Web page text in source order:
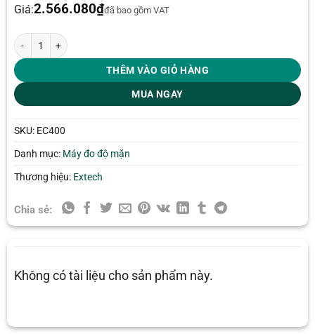
Giá:2.566.080₫đã bao gồm VAT
Bút đo độ dẫn, TDS, độ mặn Extech EC400 số lượng
THÊM VÀO GIỎ HÀNG
MUA NGAY
SKU: EC400
Danh mục: Máy đo độ mặn
Thương hiệu: Extech
Chia sẻ:
Không có tài liệu cho sản phẩm này.